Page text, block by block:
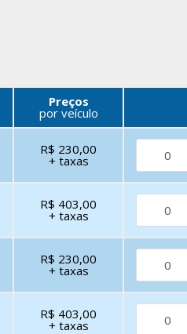
Preços
por veículo
R$ 230,00
+ taxas
R$ 403,00
+ taxas
R$ 230,00
+ taxas
R$ 403,00
+ taxas